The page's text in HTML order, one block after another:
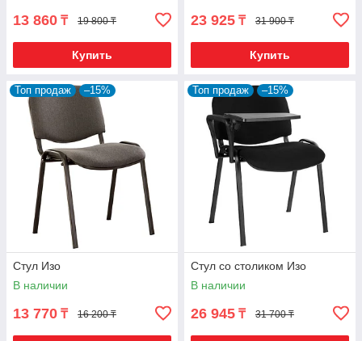
13 860 ₸ 19 800 ₸
Купить
23 925 ₸ 31 900 ₸
Купить
Топ продаж –15%
Стул Изо
В наличии
13 770 ₸ 16 200 ₸
Топ продаж –15%
Стул со столиком Изо
В наличии
26 945 ₸ 31 700 ₸